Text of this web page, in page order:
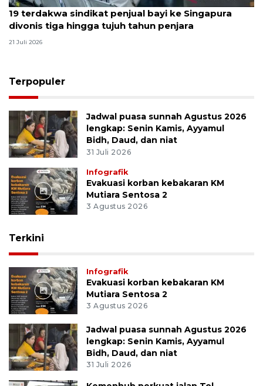
19 terdakwa sindikat penjual bayi ke Singapura
divonis tiga hingga tujuh tahun penjara
21 Juli 2026
Terpopuler
Jadwal puasa sunnah Agustus 2026
lengkap: Senin Kamis, Ayyamul
Bidh, Daud, dan niat
31 Juli 2026
Infografik
Evakuasi korban kebakaran KM
Mutiara Sentosa 2
3 Agustus 2026
Terkini
Infografik
Evakuasi korban kebakaran KM
Mutiara Sentosa 2
3 Agustus 2026
Jadwal puasa sunnah Agustus 2026
lengkap: Senin Kamis, Ayyamul
Bidh, Daud, dan niat
31 Juli 2026